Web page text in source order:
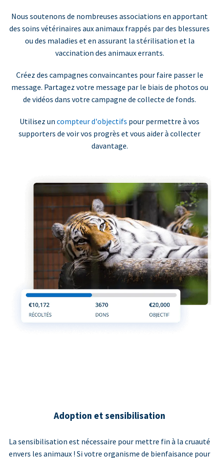
Nous soutenons de nombreuses associations en apportant
des soins vétérinaires aux animaux frappés par des blessures
ou des maladies et en assurant la stérilisation et la
vaccination des animaux errants.
Créez des campagnes convaincantes pour faire passer le
message. Partagez votre message par le biais de photos ou
de vidéos dans votre campagne de collecte de fonds.
Utilisez un compteur d'objectifs pour permettre à vos
supporters de voir vos progrès et vous aider à collecter
davantage.
Adoption et sensibilisation
La sensibilisation est nécessaire pour mettre fin à la cruauté
envers les animaux ! Si votre organisme de bienfaisance pour